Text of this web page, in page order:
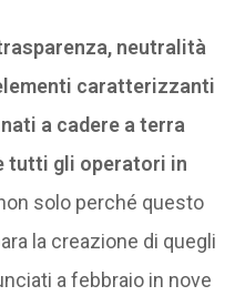
neutralità
caratterizzanti
a cadere a terra
tutti gli operatori in
solo perché questo
la creazione di quegli
a febbraio in nove